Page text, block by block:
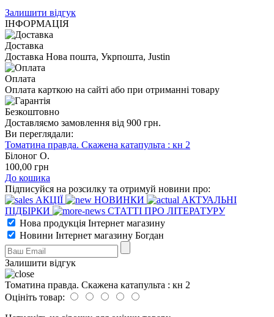
Залишити відгук
ІНФОРМАЦІЯ
Доставка
Доставка Нова пошта, Укрпошта, Justin
Оплата
Оплата карткою на сайті або при отриманні товару
Безкоштовно
Доставляємо замовлення від 900 грн.
Ви переглядали:
Томатина правда. Скажена катапульта : кн 2
Білоног О.
100,00 грн
До кошика
Підписуйся на розсилку та отримуй новини про:
АКЦІЇ
НОВИНКИ
АКТУАЛЬНІ
ПІДБІРКИ
СТАТТІ ПРО ЛІТЕРАТУРУ
Нова продукція Інтернет магазину
Новини Інтернет магазину Богдан
Залишити відгук
Томатина правда. Скажена катапульта : кн 2
Оцініть товар: